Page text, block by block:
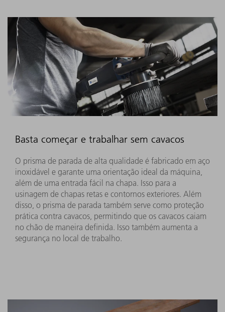
Basta começar e trabalhar sem cavacos
O prisma de parada de alta qualidade é fabricado em aço
inoxidável e garante uma orientação ideal da máquina,
além de uma entrada fácil na chapa. Isso para a
usinagem de chapas retas e contornos exteriores. Além
disso, o prisma de parada também serve como proteção
prática contra cavacos, permitindo que os cavacos caiam
no chão de maneira definida. Isso também aumenta a
segurança no local de trabalho.